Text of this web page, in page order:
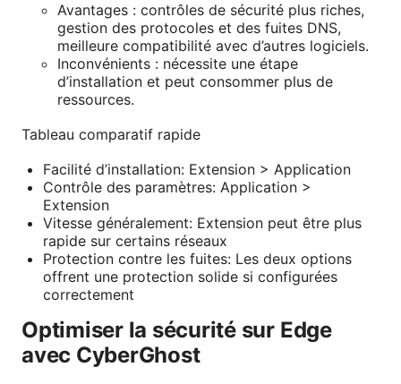
Avantages : contrôles de sécurité plus riches,
gestion des protocoles et des fuites DNS,
meilleure compatibilité avec d’autres logiciels.
Inconvénients : nécessite une étape
d’installation et peut consommer plus de
ressources.
Tableau comparatif rapide
Facilité d’installation: Extension > Application
Contrôle des paramètres: Application >
Extension
Vitesse généralement: Extension peut être plus
rapide sur certains réseaux
Protection contre les fuites: Les deux options
offrent une protection solide si configurées
correctement
Optimiser la sécurité sur Edge
avec CyberGhost